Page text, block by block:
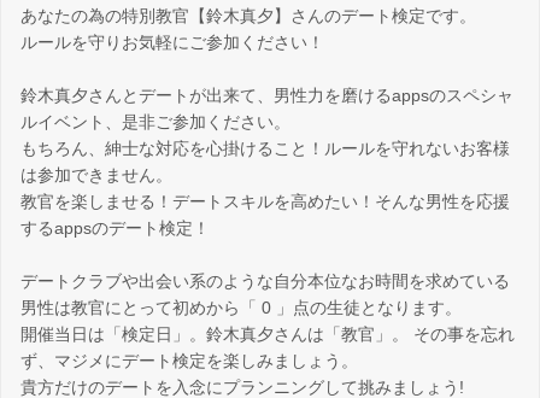
あなたの為の特別教官【鈴木真夕】さんのデート検定です。
ルールを守りお気軽にご参加ください！
鈴木真夕さんとデートが出来て、男性力を磨けるappsのスペシャ
ルイベント、是非ご参加ください。
もちろん、紳士な対応を心掛けること！ルールを守れないお客様
は参加できません。
教官を楽しませる！デートスキルを高めたい！そんな男性を応援
するappsのデート検定！
デートクラブや出会い系のような自分本位なお時間を求めている
男性は教官にとって初めから「 0 」点の生徒となります。
開催当日は「検定日」。鈴木真夕さんは「教官」。 その事を忘れ
ず、マジメにデート検定を楽しみましょう。
貴方だけのデートを入念にプランニングして挑みましょう!